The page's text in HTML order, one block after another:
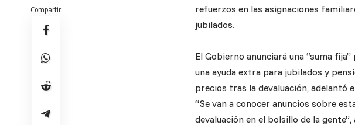
Compartir
refuerzos en las asignaciones
jubilados.
El Gobierno anunciará una “suma
una ayuda extra para jubilados y
precios tras la devaluación, adelantó
“Se van a conocer anuncios sobre
devaluación en el bolsillo de la